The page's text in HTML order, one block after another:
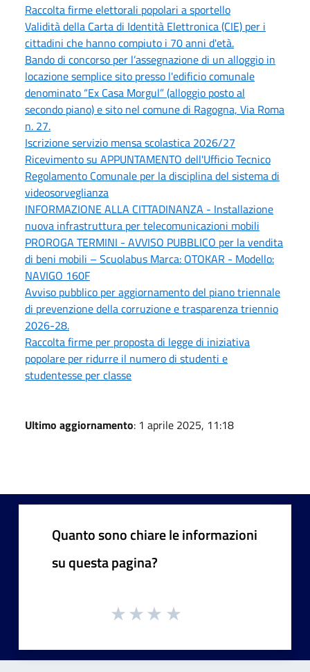
Raccolta firme elettorali popolari a sportello
Validità della Carta di Identità Elettronica (CIE) per i
cittadini che hanno compiuto i 70 anni d'età.
Bando di concorso per l’assegnazione di un alloggio in
locazione semplice sito presso l'edificio comunale
denominato “Ex Casa Morgul” (alloggio posto al
secondo piano) e sito nel comune di Ragogna, Via Roma
n. 27.
Iscrizione servizio mensa scolastica 2026/27
Ricevimento su APPUNTAMENTO dell'Ufficio Tecnico
Regolamento Comunale per la disciplina del sistema di
videosorveglianza
INFORMAZIONE ALLA CITTADINANZA - Installazione
nuova infrastruttura per telecomunicazioni mobili
PROROGA TERMINI - AVVISO PUBBLICO per la vendita
di beni mobili – Scuolabus Marca: OTOKAR - Modello:
NAVIGO 160F
Avviso pubblico per aggiornamento del piano triennale
di prevenzione della corruzione e trasparenza triennio
2026-28.
Raccolta firme per proposta di legge di iniziativa
popolare per ridurre il numero di studenti e
studentesse per classe
Ultimo aggiornamento: 1 aprile 2025, 11:18
Quanto sono chiare le informazioni
su questa pagina?